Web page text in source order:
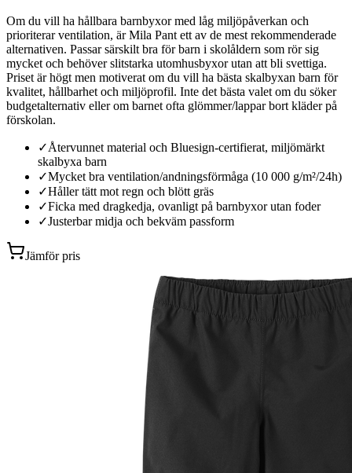
Om du vill ha hållbara barnbyxor med låg miljöpåverkan och
prioriterar ventilation, är Mila Pant ett av de mest rekommenderade
alternativen. Passar särskilt bra för barn i skolåldern som rör sig
mycket och behöver slitstarka utomhusbyxor utan att bli svettiga.
Priset är högt men motiverat om du vill ha bästa skalbyxan barn för
kvalitet, hållbarhet och miljöprofil. Inte det bästa valet om du söker
budgetalternativ eller om barnet ofta glömmer/lappar bort kläder på
förskolan.
✓Återvunnet material och Bluesign-certifierat, miljömärkt
skalbyxa barn
✓Mycket bra ventilation/andningsförmåga (10 000 g/m²/24h)
✓Håller tätt mot regn och blött gräs
✓Ficka med dragkedja, ovanligt på barnbyxor utan foder
✓Justerbar midja och bekväm passform
Jämför pris